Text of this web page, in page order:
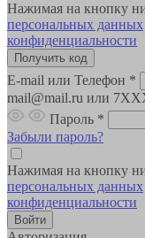
Нажимая на кнопку
персональных данных
конфиденциальности
E-mail или Телефон *
mail@mail.ru или
Пароль *
Забыли пароль?
Нажимая на кнопку
персональных данных
конфиденциальности